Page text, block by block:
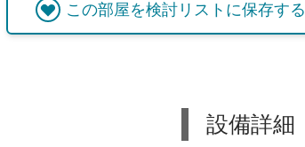
この部屋を検討リストに保存する
設備詳細